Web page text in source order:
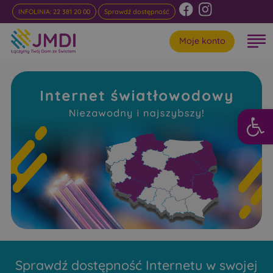
INFOLINIA: 22 381 20 00 Sprawdź dostępność
Moje konto
Internet
Światłowodowy Orla
Niezawodny i najszybszy w rankingach
Sprawdź dostępność Internetu w swojej